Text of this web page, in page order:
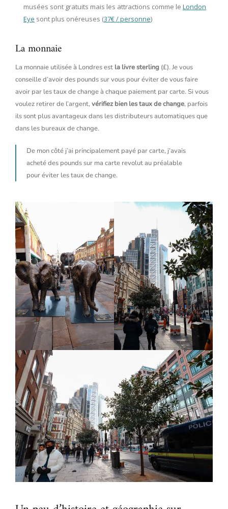
musées sont gratuits mais les attractions comme le London
Eye sont plus onéreuses (37€ / personne)
La monnaie
La monnaie utilisée à Londres est la livre sterling (£). Je vous
conseille d’avoir des pounds sur vous pour éviter de vous faire
avoir par les taux de change à chaque paiement par carte. Si vous
voulez retirer de l’argent,vérifiez bien les taux de change, parfois
ils sont plus avantageux dans les distributeurs automatiques que
dans les bureaux de change.
De mon côté j’ai principalement payé par carte, j’avais
acheté des pounds sur ma carte revolut au préalable
pour éviter les taux de change.